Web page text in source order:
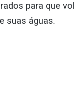
para que
suas águas.